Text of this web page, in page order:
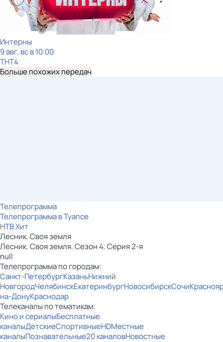
Интерны
9 авг, вс в 10:00
ТНТ4
Больше похожих передач
Телепрограмма
Телепрограмма в Туапсе
НТВ Хит
Лесник. Своя земля
Лесник. Своя земля. Сезон 4. Серия 2-я
null
Телепрограмма по городам:
Санкт-ПетербургКазаньНижний
НовгородЧелябинскЕкатеринбургНовосибирскСочи
на-ДонуКраснодар
Телеканалы по тематикам:
Кино и сериалыБесплатные
каналыДетскиеСпортивныеHDМестные
каналыПознавательные20 каналовНовостные